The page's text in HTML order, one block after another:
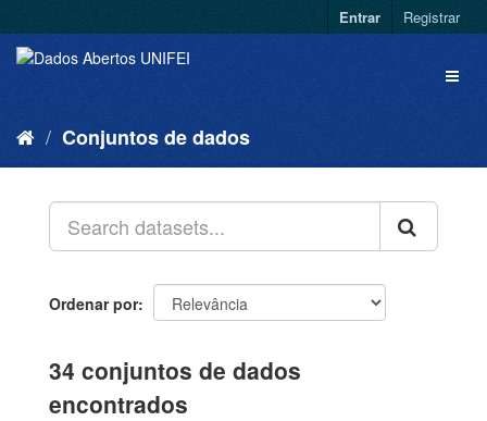
Entrar Registrar
Conjuntos de dados
Ordenar por
34 conjuntos de dados
encontrados